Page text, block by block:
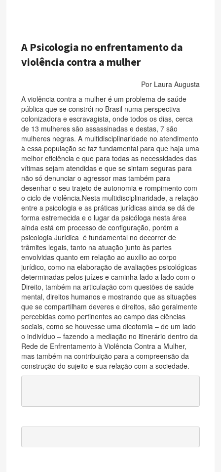
A Psicologia no enfrentamento da
violência contra a mulher
Por Laura Augusta
A violência contra a mulher é um problema de saúde
pública que se constrói no Brasil numa perspectiva
colonizadora e escravagista, onde todos os dias, cerca
de 13 mulheres são assassinadas e destas, 7 são
mulheres negras. A multidisciplinaridade no atendimento
à essa população se faz fundamental para que haja uma
melhor eficiência e que para todas as necessidades das
vítimas sejam atendidas e que se sintam seguras para
não só denunciar o agressor mas também para
desenhar o seu trajeto de autonomia e rompimento com
o ciclo de violência.Nesta multidisciplinaridade, a relação
entre a psicologia e as práticas jurídicas ainda se dá de
forma estremecida e o lugar da psicóloga nesta área
ainda está em processo de configuração, porém a
psicologia Jurídica é fundamental no decorrer de
trâmites legais, tanto na atuação junto às partes
envolvidas quanto em relação ao auxílio ao corpo
jurídico, como na elaboração de avaliações psicológicas
determinadas pelos juízes e caminha lado a lado com o
Direito, também na articulação com questões de saúde
mental, direitos humanos e mostrando que as situações
que se compartilham deveres e direitos, são geralmente
percebidas como pertinentes ao campo das ciências
sociais, como se houvesse uma dicotomia – de um lado
o indivíduo – fazendo a mediação no itinerário dentro da
Rede de Enfrentamento à Violência Contra a Mulher,
mas também na contribuição para a compreensão da
construção do sujeito e sua relação com a sociedade.